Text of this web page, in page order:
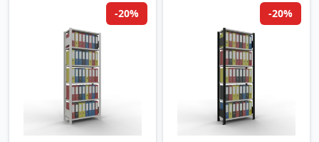
-20% -20%